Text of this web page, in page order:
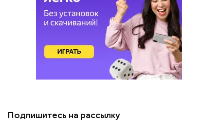
Подпишитесь на рассылку